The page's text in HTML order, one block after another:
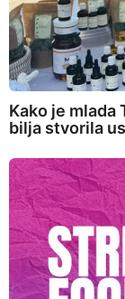
Kako je mlada
bilja stvorila